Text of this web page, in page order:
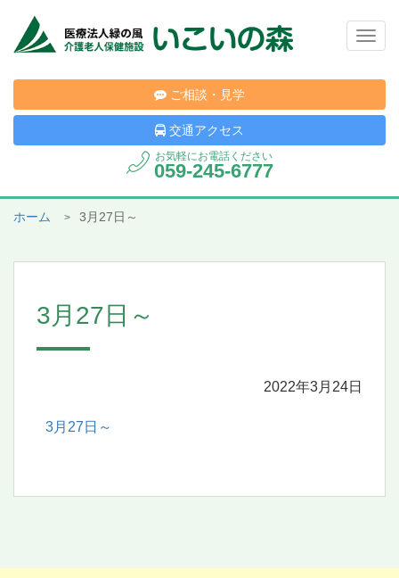
ご相談・見学
交通アクセス
お気軽にお電話ください
059-245-6777
ホーム 3月27日～
3月27日～
2022年3月24日
3月27日～